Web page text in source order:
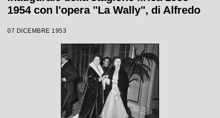
1954 con l'opera "La Wally", di Alfredo
con la regia di Tatiana Pavlova
07 DICEMBRE 1953